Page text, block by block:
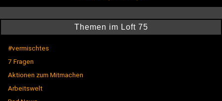
Themen im Loft 75
#vermischtes
7 Fragen
Aktionen zum Mitmachen
Arbeitswelt